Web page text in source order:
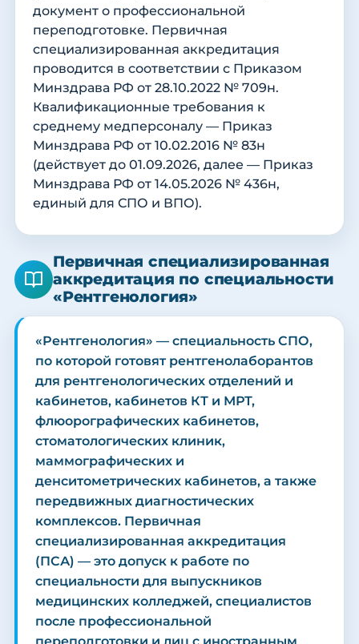
документ о профессиональной
переподготовке. Первичная
специализированная аккредитация
проводится в соответствии с Приказом
Минздрава РФ от 28.10.2022 № 709н.
Квалификационные требования к
среднему медперсоналу — Приказ
Минздрава РФ от 10.02.2016 № 83н
(действует до 01.09.2026, далее — Приказ
Минздрава РФ от 14.05.2026 № 436н,
единый для СПО и ВПО).
Первичная специализированная
аккредитация по специальности
«Рентгенология»
«Рентгенология» — специальность СПО,
по которой готовят рентгенолаборантов
для рентгенологических отделений и
кабинетов, кабинетов КТ и МРТ,
флюорографических кабинетов,
стоматологических клиник,
маммографических и
денситометрических кабинетов, а также
передвижных диагностических
комплексов. Первичная
специализированная аккредитация
(ПСА) — это допуск к работе по
специальности для выпускников
медицинских колледжей, специалистов
после профессиональной
переподготовки и лиц с иностранным